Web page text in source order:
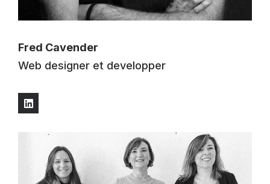
Fred Cavender
Web designer et developper